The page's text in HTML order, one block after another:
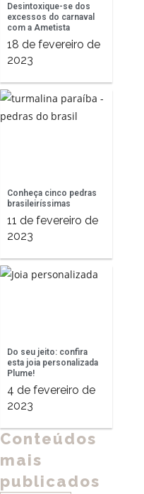
Desintoxique-se dos
excessos do carnaval
com a Ametista
18 de fevereiro de
2023
Conheça cinco pedras
brasileiríssimas
11 de fevereiro de
2023
Do seu jeito: confira
esta joia personalizada
Plume!
4 de fevereiro de
2023
Conteúdos
mais
publicados